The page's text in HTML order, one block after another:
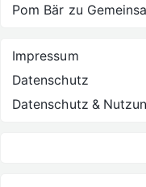
Pom Bär zu
Impressum
Datenschutz
Datenschutz &